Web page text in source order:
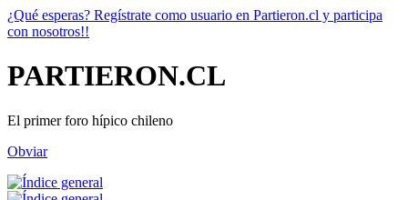
¿Qué esperas? Regístrate como usuario en Partieron.cl y participa
con nosotros!!
PARTIERON.CL
El primer foro hípico chileno
Obviar